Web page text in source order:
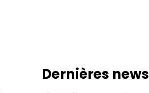
Dernières news